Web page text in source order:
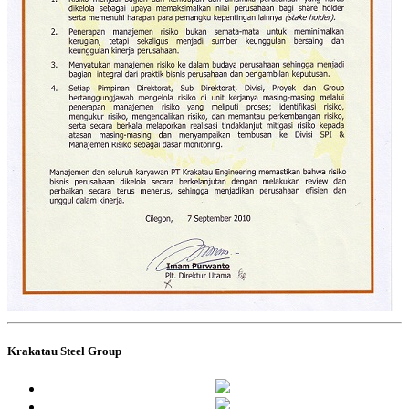
Krakatau Steel Group